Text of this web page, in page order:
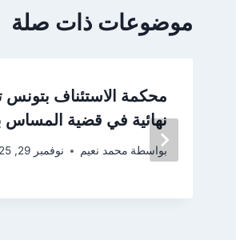
موضوعات ذات صلة
محكمة الاستئناف بتونس
نهائية في قضية المساس
بواسطة محمد نعيم نوفمبر 29, 2025